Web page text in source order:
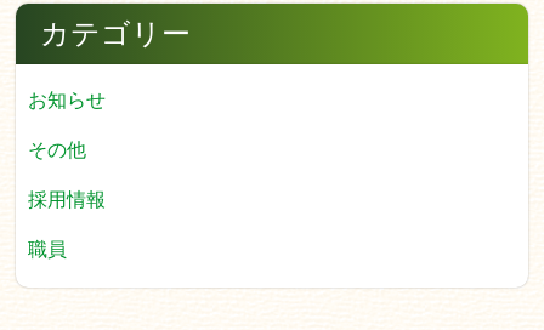
カテゴリー
お知らせ
その他
採用情報
職員